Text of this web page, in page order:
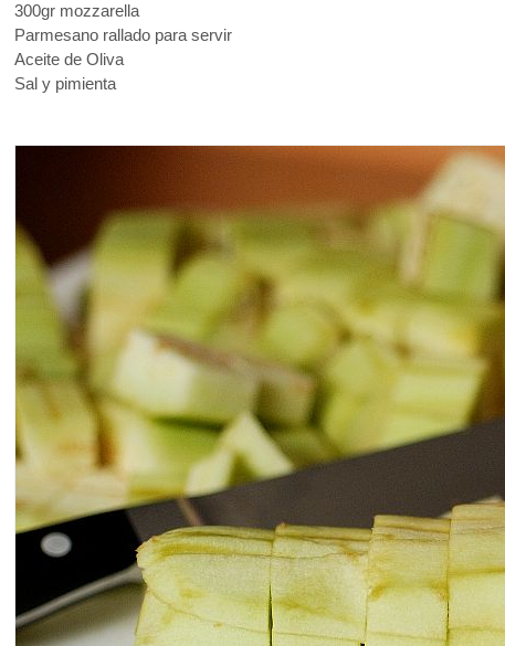
300gr mozzarella
Parmesano rallado para servir
Aceite de Oliva
Sal y pimienta